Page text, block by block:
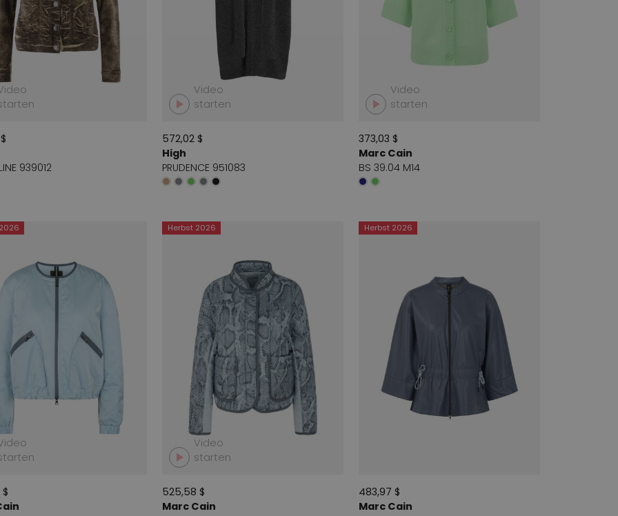
939012
Video
starten
572,02 $
High
PRUDENCE 951083
Video
starten
373,03 $
Marc Cain
BS 39.04 M14
Herbst 2026
Video
starten
525,58 $
Marc Cain
Herbst 2026
483,97 $
Marc Cain